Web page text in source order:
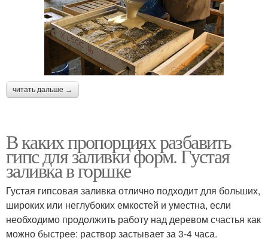
читать дальше →
В каких пропорциях разбавить
гипс для заливки форм. Густая
заливка в горшке
Густая гипсовая заливка отлично подходит для больших,
широких или неглубоких емкостей и уместна, если
необходимо продолжить работу над деревом счастья как
можно быстрее: раствор застывает за 3-4 часа.